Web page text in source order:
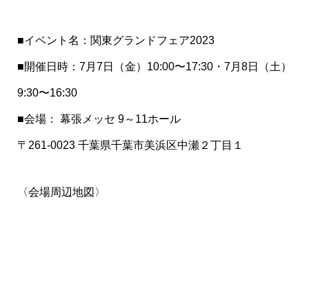
■イベント名：関東グランドフェア2023
■開催日時：7月7日（金）10:00〜17:30・7月8日（土）
9:30〜16:30
■会場： 幕張メッセ 9～11ホール
〒261-0023 千葉県千葉市美浜区中瀬２丁目１
〈会場周辺地図〉